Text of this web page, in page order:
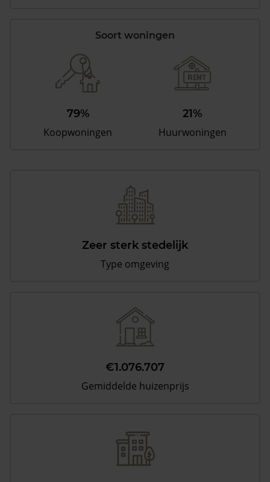
Soort woningen
79%
Koopwoningen
21%
Huurwoningen
Zeer sterk stedelijk
Type omgeving
€1.076.707
Gemiddelde huizenprijs